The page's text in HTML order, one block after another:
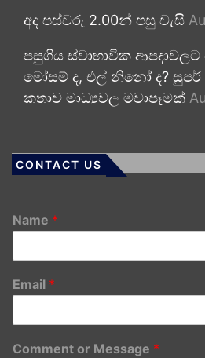
අද පස්වරු 2.00න් පසු වැසි
පසුගිය ස්වාභාවික
මෝසම් ද, එල් නිනෝ ද?
කතාව මාධ්‍යවල මවාපෑමක්
CONTACT US
Name *
Email *
Comment or Message *